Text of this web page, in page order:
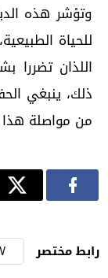
وتؤشر هذه
للحياة
ذلك، ينبغي
من مواصلة هذا
رابط مختصر